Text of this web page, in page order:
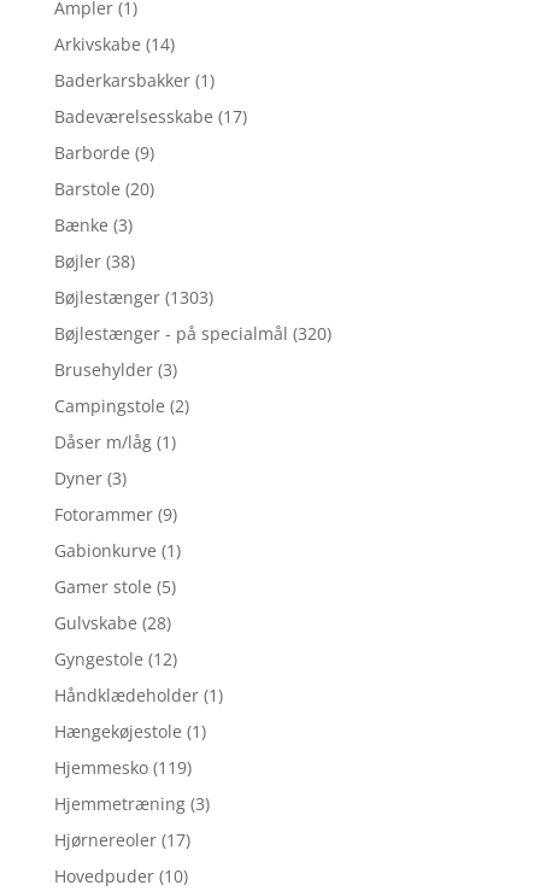
Ampler (1)
Arkivskabe (14)
Baderkarsbakker (1)
Badeværelsesskabe (17)
Barborde (9)
Barstole (20)
Bænke (3)
Bøjler (38)
Bøjlestænger (1303)
Bøjlestænger - på specialmål (320)
Brusehylder (3)
Campingstole (2)
Dåser m/låg (1)
Dyner (3)
Fotorammer (9)
Gabionkurve (1)
Gamer stole (5)
Gulvskabe (28)
Gyngestole (12)
Håndklædeholder (1)
Hængekøjestole (1)
Hjemmesko (119)
Hjemmetræning (3)
Hjørnereoler (17)
Hovedpuder (10)